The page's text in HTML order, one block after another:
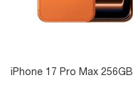
iPhone 17 Pro Max 256GB